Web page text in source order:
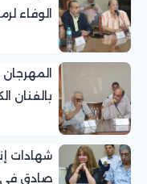
الوفاء
بالفنان
شهادات
صادق في